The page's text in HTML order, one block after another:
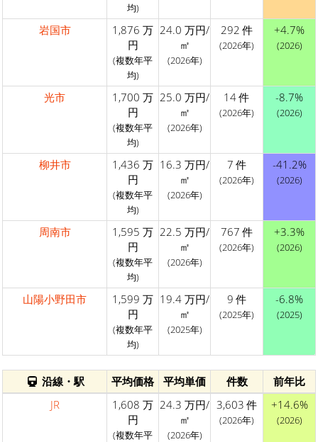
均)
岩国市
1,876 万
円
(複数年平
均)
24.0 万円/
㎡
(2026年)
292 件
(2026年)
+4.7%
(2026)
光市
1,700 万
円
(複数年平
均)
25.0 万円/
㎡
(2026年)
14 件
(2026年)
-8.7%
(2026)
柳井市
1,436 万
円
(複数年平
均)
16.3 万円/
㎡
(2026年)
7 件
(2026年)
-41.2%
(2026)
周南市
1,595 万
円
(複数年平
均)
22.5 万円/
㎡
(2026年)
767 件
(2026年)
+3.3%
(2026)
山陽小野田市
1,599 万
円
(複数年平
均)
19.4 万円/
㎡
(2025年)
9 件
(2025年)
-6.8%
(2025)
沿線・駅 平均価格 平均単価 件数
前年比
JR
1,608 万
円
(複数年平
24.3 万円/
㎡
(2026年)
3,603 件
(2026年)
+14.6%
(2026)